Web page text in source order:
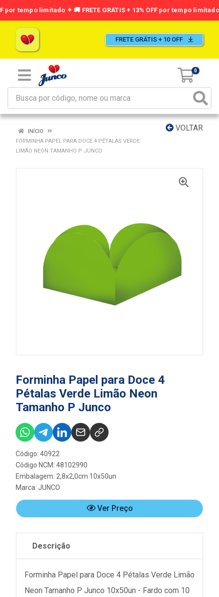
FRETE GRÁTIS + 10 OFF
0
VOLTAR
INÍCIO
FORMINHA PAPEL PARA DOCE 4 PÉTALAS VERDE
LIMÃO NEON TAMANHO P JUNCO
Forminha Papel para Doce 4
Pétalas Verde Limão Neon
Tamanho P Junco
Código: 40922
Código NCM: 48102990
Embalagem: 2,8x2,0cm 10x50un
Marca: JUNCO
Ver Preço
Descrição
Forminha Papel para Doce 4 Pétalas Verde Limão
Neon Tamanho P Junco 10x50un - Fardo com 10